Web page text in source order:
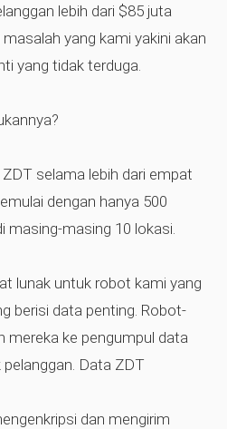
lebih dari $85 juta
yang kami yakini akan
yang tidak terduga.
selama lebih dari empat
dengan hanya 500
masing-masing 10 lokasi.
lunak untuk robot kami yang
berisi data penting. Robot-
mereka ke pengumpul data
Data ZDT
dan mengirim